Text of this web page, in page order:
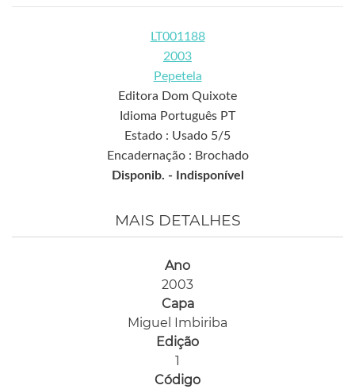
LT001188
2003
Pepetela
Editora Dom Quixote
Idioma Português PT
Estado : Usado 5/5
Encadernação : Brochado
Disponib. -
Indisponível
MAIS DETALHES
Ano
2003
Capa
Miguel Imbiriba
Edição
1
Código